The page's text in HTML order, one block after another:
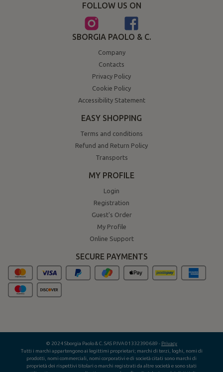
FOLLOW US ON
SBORGIA PAOLO & C.
Company
Contacts
Privacy Policy
Cookie Policy
Accessibility Statement
EASY SHOPPING
Terms and conditions
Refund and Return Policy
Transports
MY PROFILE
Login
Registration
Guest's Order
My Profile
Online Support
SECURE PAYMENTS
© 2024 Sborgia Paolo & C. SAS P.IVA 01332390689 - Privacy
Tutti i marchi appartengono ai legittimi proprietari; marchi di terzi, loghi, nomi di
prodotti, nomi commerciali, nomi corporativi e di società citati sono marchi di
proprietà dei rispettivi titolari o marchi registrati da altre società e sono stati